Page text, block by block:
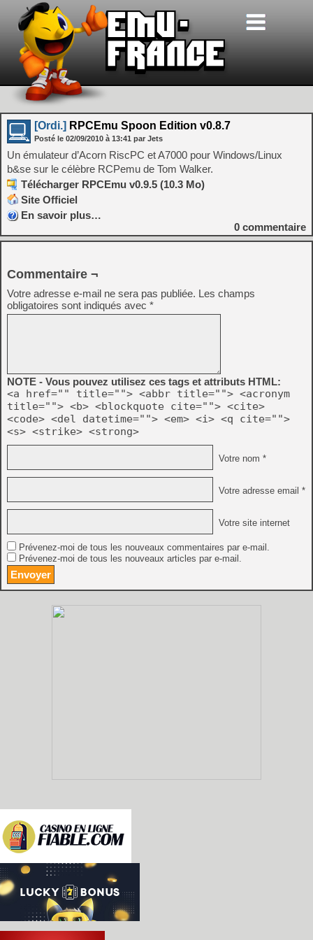
[Ordi.] RPCEmu Spoon Edition v0.8.7
Posté le 02/09/2010 à 13:41 par Jets
Un émulateur d’Acorn RiscPC et A7000 pour Windows/Linux
b&se sur le célèbre RCPemu de Tom Walker.
Télécharger RPCEmu v0.9.5 (10.3 Mo)
Site Officiel
En savoir plus…
0 commentaire
Commentaire ¬
Votre adresse e-mail ne sera pas publiée. Les champs
obligatoires sont indiqués avec *
NOTE - Vous pouvez utilisez ces tags et attributs HTML:
<a href="" title=""> <abbr title=""> <acronym
title=""> <b> <blockquote cite=""> <cite>
<code> <del datetime=""> <em> <i> <q cite="">
<s> <strike> <strong>
Votre nom *
Votre adresse email *
Votre site internet
Prévenez-moi de tous les nouveaux commentaires par e-mail.
Prévenez-moi de tous les nouveaux articles par e-mail.